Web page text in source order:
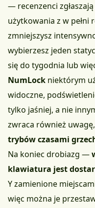
— recenzenci
użytkowania z w pełni
zmniejszysz
wybierzesz jeden
się do tygodnia lub
NumLock niektórym
widoczne,
tylko jaśniej, a nie
zwraca również
trybów czasami
Na koniec drobiazg —
klawiatura jest
Y zamienione
więc można je